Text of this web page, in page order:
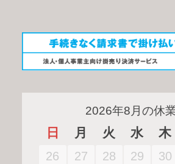
2026年8月の休
日 月 火 水 木
26 27 28 29 30